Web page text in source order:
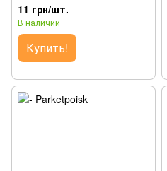
11 грн/шт.
В наличии
Купить!